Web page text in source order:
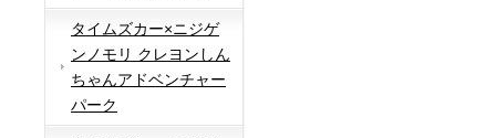
タイムズカー×ニジゲ
ンノモリ クレヨンしん
ちゃんアドベンチャー
パーク